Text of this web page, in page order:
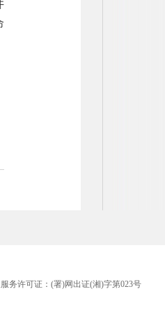
务许可证：(署)网出证(湘)字第023号